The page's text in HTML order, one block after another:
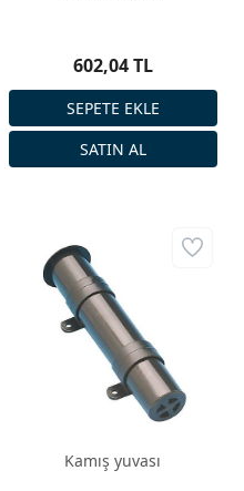
602,04 TL
Kamış yuvası